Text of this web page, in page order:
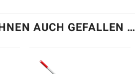
AUCH GEFALLEN …